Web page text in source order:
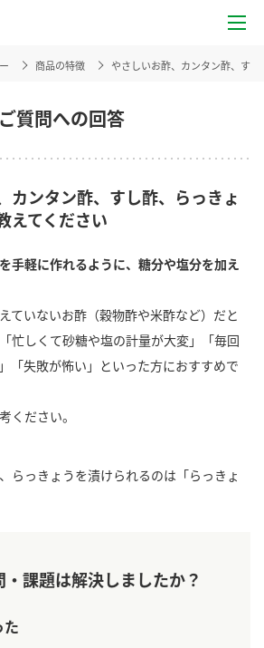
中華
サイト
ご質問への回答
商品の特徴 やさしいお酢、カンタン酢、す
カンタン酢、すし酢、らっきょ
えてください
手軽に作れるように、糖分や塩分を加え
ていないお酢（穀物酢や米酢など）だと
忙しくて砂糖や塩の計量が大変」「毎回
「失敗が怖い」といった方におすすめで
ください。
らっきょうを漬けられるのは「らっきょ
・課題は解決しましたか？
た